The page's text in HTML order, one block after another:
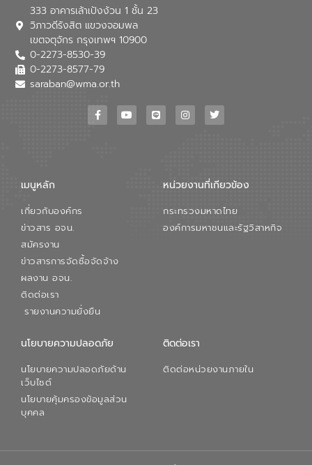
333 อาคารเล้าเป้งง้วน 1 ชั้น 23
วิภาวดีรังสิต แขวงจอมพล
เขตจตุจักร กรุงเทพฯ 10900
0-2273-8530-39
0-2273-8577-79
saraban@wma.or.th
เมนูหลัก
เกี่ยวกับองค์กร
ข่าวสาร อจน.
สมัครงาน
ข่าวสารการจัดซื้อจัดจ้าง
ผลงาน อจน.
ติดต่อเรา
รายงานความยั่งยืน
หน่วยงานที่เกียวข้อง
กระทรวงมหาดไทย
องค์การมหาชนและรัฐวิสาหกิจ
นโยบายความปลอดภัย
นโยบายความปลอดภัยด้าน
เว็บไซต์
นโยบายคุ้มครองข้อมูลส่วน
บุคคล
ติดต่อเรา
ติดต่อหน่วยงานภายใน